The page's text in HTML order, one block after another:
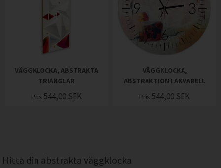
VÄGGKLOCKA, ABSTRAKTA
TRIANGLAR
Pris 544,00 SEK
VÄGGKLOCKA,
ABSTRAKTION I AKVARELL
Pris 544,00 SEK
Hitta din abstrakta väggklocka